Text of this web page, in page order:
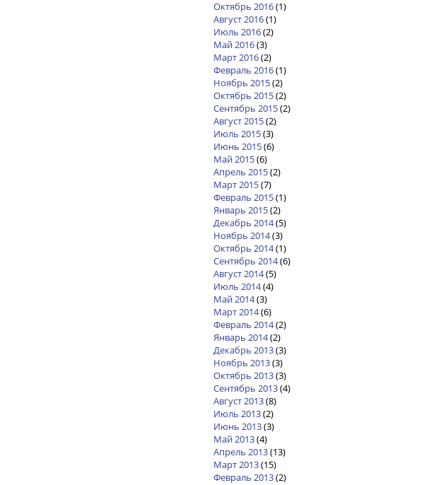
Октябрь 2016(1)
Август 2016(1)
Июль 2016(2)
Май 2016(3)
Март 2016(2)
Февраль 2016(1)
Ноябрь 2015(2)
Октябрь 2015(2)
Сентябрь 2015(2)
Август 2015(2)
Июль 2015(3)
Июнь 2015(6)
Май 2015(6)
Апрель 2015(2)
Март 2015(7)
Февраль 2015(1)
Январь 2015(2)
Декабрь 2014(5)
Ноябрь 2014(3)
Октябрь 2014(1)
Сентябрь 2014(6)
Август 2014(5)
Июль 2014(4)
Май 2014(3)
Март 2014(6)
Февраль 2014(2)
Январь 2014(2)
Декабрь 2013(3)
Ноябрь 2013(3)
Октябрь 2013(3)
Сентябрь 2013(4)
Август 2013(8)
Июль 2013(2)
Июнь 2013(3)
Май 2013(4)
Апрель 2013(13)
Март 2013(15)
Февраль 2013(2)